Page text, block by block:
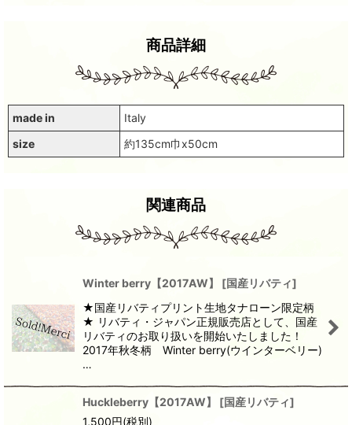
商品詳細
made in
Italy
size
約135cm巾x50cm
関連商品
Winter berry【2017AW】 [国産リバティ]
★国産リバティプリント生地タナローン限定柄
★ リバティ・ジャパン正規販売店として、国産
リバティのお取り扱いを開始いたしました！
2017年秋冬柄 Winter berry(ウインターベリー)
…
Huckleberry【2017AW】 [国産リバティ]
1,500円(税別)